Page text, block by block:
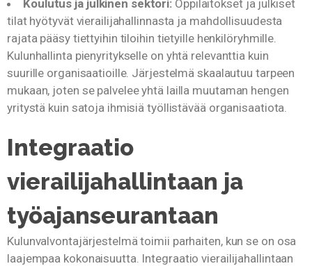
Koulutus ja julkinen sektori: Oppilaitokset ja julkiset
tilat hyötyvät vierailijahallinnasta ja mahdollisuudesta
rajata pääsy tiettyihin tiloihin tietyille henkilöryhmille.
Kulunhallinta pienyritykselle on yhtä relevanttia kuin
suurille organisaatioille. Järjestelmä skaalautuu tarpeen
mukaan, joten se palvelee yhtä lailla muutaman hengen
yritystä kuin satoja ihmisiä työllistävää organisaatiota.
Integraatio
vierailijahallintaan ja
työajanseurantaan
Kulunvalvontajärjestelmä toimii parhaiten, kun se on osa
laajempaa kokonaisuutta. Integraatio vierailijahallintaan